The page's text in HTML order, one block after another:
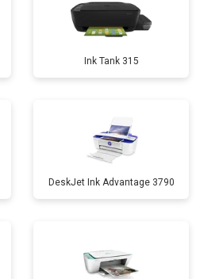
Ink Tank 315
DeskJet Ink Advantage 3790